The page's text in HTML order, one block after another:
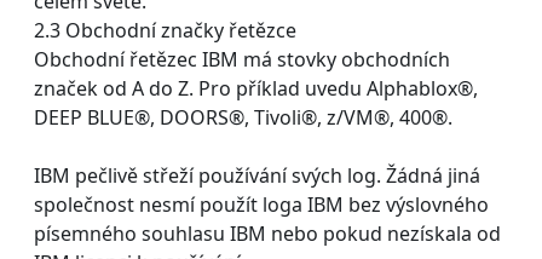
2.3 Obchodní značky řetězce
Obchodní řetězec IBM má stovky obchodních
značek od A do Z. Pro příklad uvedu Alphablox®,
DEEP BLUE®, DOORS®, Tivoli®, z/VM®, 400®.
IBM pečlivě střeží používání svých log. Žádná jiná
společnost nesmí použít loga IBM bez výslovného
písemného souhlasu IBM nebo pokud nezískala od